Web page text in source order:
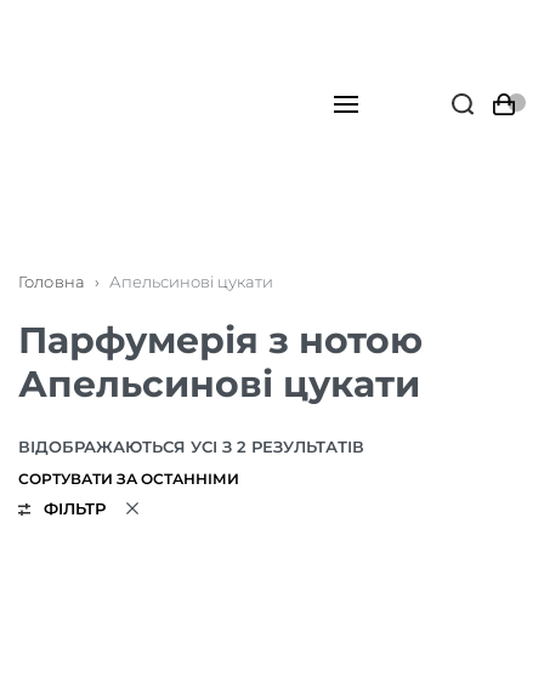
Головна › Апельсинові цукати
Парфумерія з нотою
Апельсинові цукати
ВІДОБРАЖАЮТЬСЯ УСІ З 2 РЕЗУЛЬТАТІВ
ФІЛЬТР